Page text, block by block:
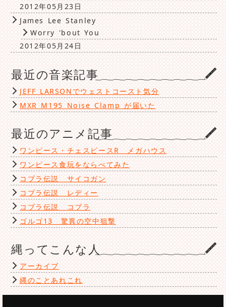
2012年05月23日
James Lee Stanley
Worry 'bout You
2012年05月24日
最近の音楽記事
JEFF LARSONでウェストコースト気分
MXR M195 Noise Clamp が届いた
最近のアニメ記事
ワンピース・チェスピースR メガハウス
ワンピース食玩をならべてみた
コブラ伝説 サイコガン
コブラ伝説 レディー
コブラ伝説 コブラ
ゴルゴ13 驚異の空中狙撃
縄ってこんな人
アーカイブ
縄のことあれこれ